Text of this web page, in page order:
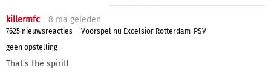
killermfc 8 ma geleden
7625 nieuwsreacties
Voorspel nu Excelsior Rotterdam-PSV
geen opstelling
That's the spirit!